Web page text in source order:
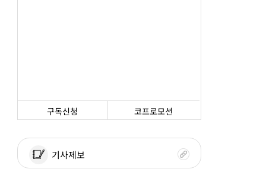
구독신청 코프로모션
기사제보